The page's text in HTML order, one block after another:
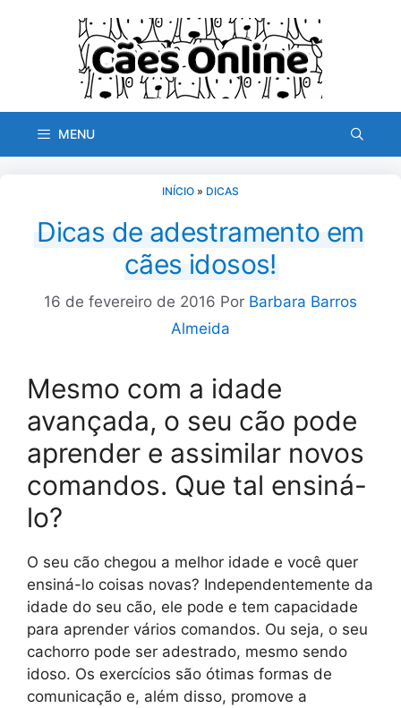
MENU
INÍCIO » DICAS
Dicas de adestramento em
cães idosos!
16 de fevereiro de 2016 Por Barbara Barros
Almeida
Mesmo com a idade
avançada, o seu cão pode
aprender e assimilar novos
comandos. Que tal ensiná-
lo?
O seu cão chegou a melhor idade e você quer
ensiná-lo coisas novas? Independentemente da
idade do seu cão, ele pode e tem capacidade
para aprender vários comandos. Ou seja, o seu
cachorro pode ser adestrado, mesmo sendo
idoso. Os exercícios são ótimas formas de
comunicação e, além disso, promove a